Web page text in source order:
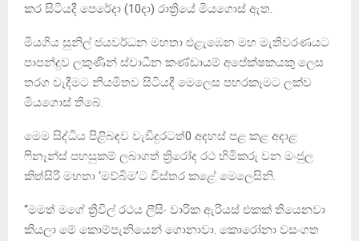
කර සිටියදී පෙරේදා (10දා) රාත්‍රියේ මියගොස් ඇත.
මියගිය සුනිල් ජයවර්ධන මහතා එළැඹෙන මහ මැතිවරණයට
පාපන්දුව ලකුණින් ස්වාධීන කණ්ඩායම් අපේක්ෂකයකු ලෙස
තරග වැදීමට නියමිතව සිටියදී මෙලෙස පහරකෑමට ලක්ව
මියගොස් තිබේ.
මෙම සිද්ධිය පිළිබඳව වැඩිදුරටත්0 අදහස් පළ කළ අදාළ
ෆිනෑන්ස් පහසුකම් ලබාගත් ත්‍රිරෝද රථ හිමිකරු වන මංජුල
කිත්සිරි මහතා ‘මව්බිම’ට විස්තර කළේ මෙලෙසිනි.
“මමත් මගේ ත්‍රීවීල් රථය ලීසිං වාරික ඇරියස් එකක් තියෙනවා
කියලා මේ කොම්පැනියෙන් ගොනාවා. කොරෝනා වසංගත